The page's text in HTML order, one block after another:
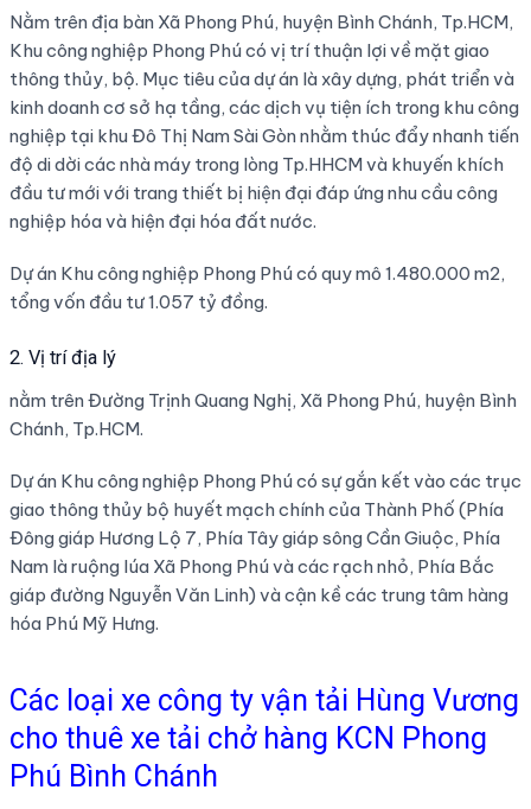
Nằm trên địa bàn Xã Phong Phú, huyện Bình Chánh, Tp.HCM,
Khu công nghiệp Phong Phú có vị trí thuận lợi về mặt giao
thông thủy, bộ. Mục tiêu của dự án là xây dựng, phát triển và
kinh doanh cơ sở hạ tầng, các dịch vụ tiện ích trong khu công
nghiệp tại khu Đô Thị Nam Sài Gòn nhằm thúc đẩy nhanh tiến
độ di dời các nhà máy trong lòng Tp.HHCM và khuyến khích
đầu tư mới với trang thiết bị hiện đại đáp ứng nhu cầu công
nghiệp hóa và hiện đại hóa đất nước.
Dự án Khu công nghiệp Phong Phú có quy mô 1.480.000 m2,
tổng vốn đầu tư 1.057 tỷ đồng.
2. Vị trí địa lý
nằm trên Đường Trịnh Quang Nghị, Xã Phong Phú, huyện Bình
Chánh, Tp.HCM.
Dự án Khu công nghiệp Phong Phú có sự gắn kết vào các trục
giao thông thủy bộ huyết mạch chính của Thành Phố (Phía
Đông giáp Hương Lộ 7, Phía Tây giáp sông Cần Giuộc, Phía
Nam là ruộng lúa Xã Phong Phú và các rạch nhỏ, Phía Bắc
giáp đường Nguyễn Văn Linh) và cận kề các trung tâm hàng
hóa Phú Mỹ Hưng.
Các loại xe công ty vận tải Hùng Vương
cho thuê xe tải chở hàng KCN Phong
Phú Bình Chánh